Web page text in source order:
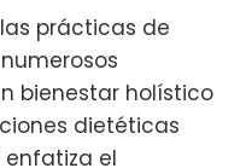
prácticas de
bienestar holístico
dietéticas
enfatiza el